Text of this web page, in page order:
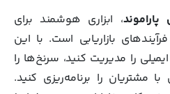
، ابزاری هوشمند برای
بازاریابی است. با این
را مدیریت کنید، سرنخ‌ها را
مشتریان را برنامه‌ریزی کنید.